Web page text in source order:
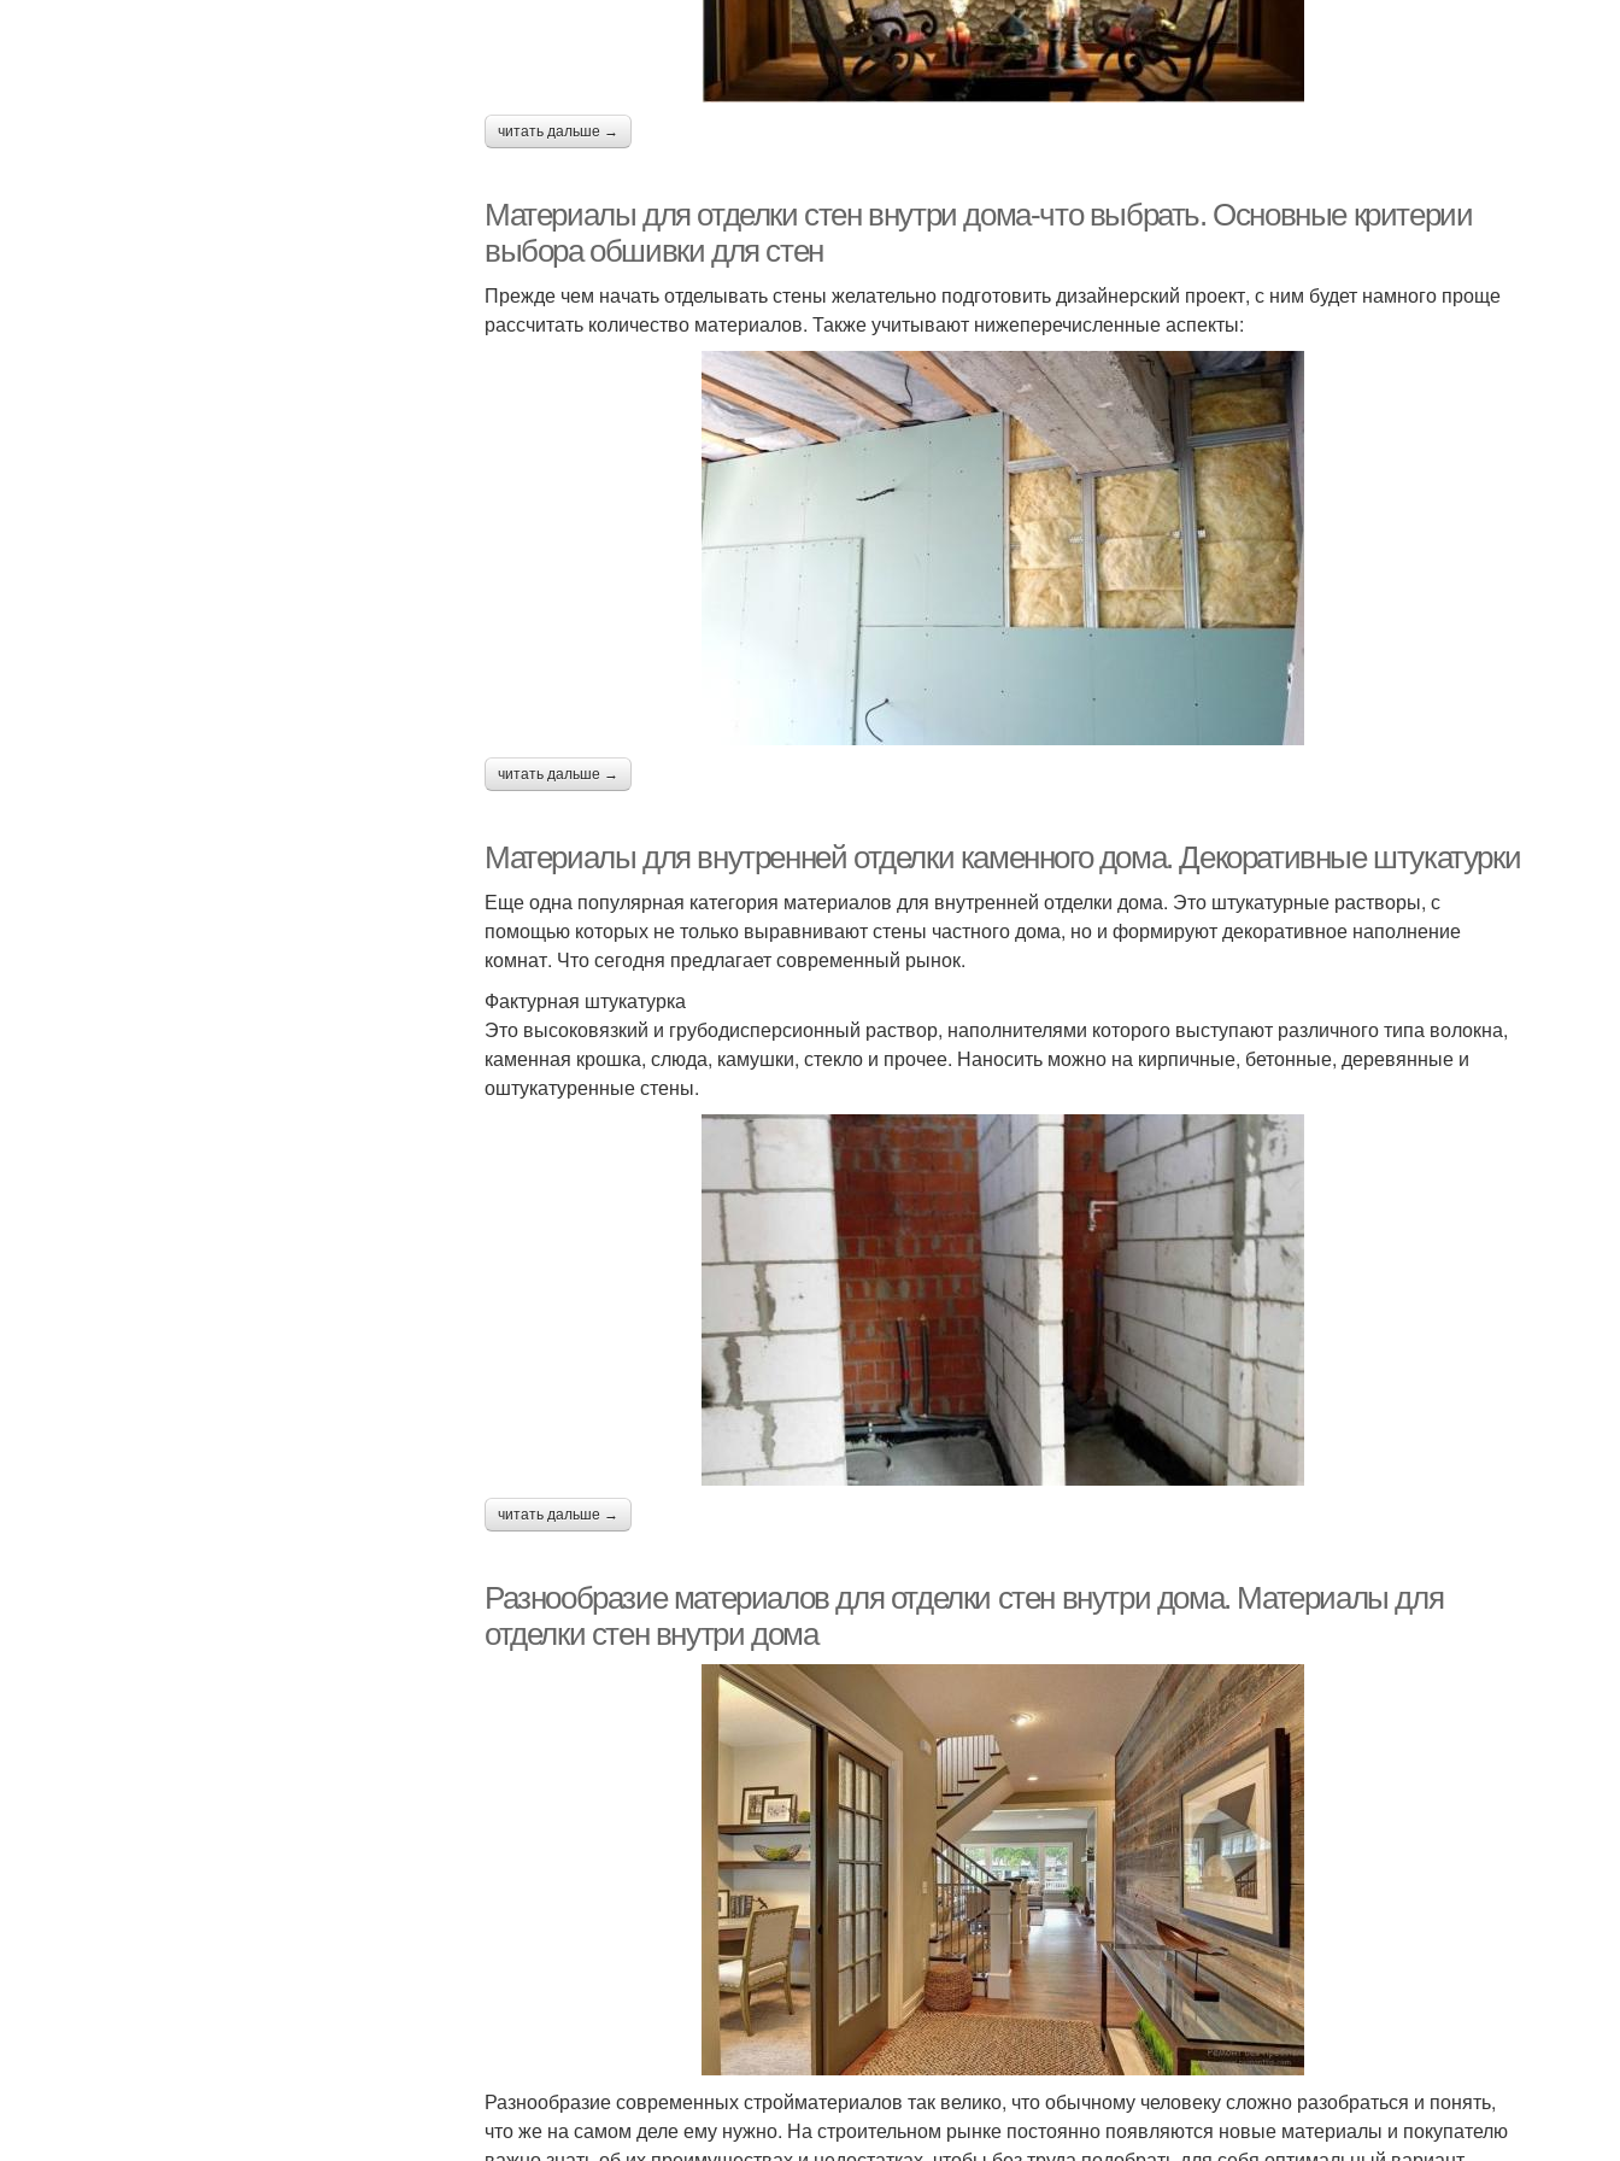
читать дальше →
Материалы для отделки стен внутри дома-что выбрать. Основные критерии
выбора обшивки для стен
Прежде чем начать отделывать стены желательно подготовить дизайнерский проект, с ним будет намного проще
рассчитать количество материалов. Также учитывают нижеперечисленные аспекты:
читать дальше →
Материалы для внутренней отделки каменного дома. Декоративные штукатурки
Еще одна популярная категория материалов для внутренней отделки дома. Это штукатурные растворы, с
помощью которых не только выравнивают стены частного дома, но и формируют декоративное наполнение
комнат. Что сегодня предлагает современный рынок.
Фактурная штукатурка
Это высоковязкий и грубодисперсионный раствор, наполнителями которого выступают различного типа волокна,
каменная крошка, слюда, камушки, стекло и прочее. Наносить можно на кирпичные, бетонные, деревянные и
оштукатуренные стены.
читать дальше →
Разнообразие материалов для отделки стен внутри дома. Материалы для
отделки стен внутри дома
Разнообразие современных стройматериалов так велико, что обычному человеку сложно разобраться и понять,
что же на самом деле ему нужно. На строительном рынке постоянно появляются новые материалы и покупателю